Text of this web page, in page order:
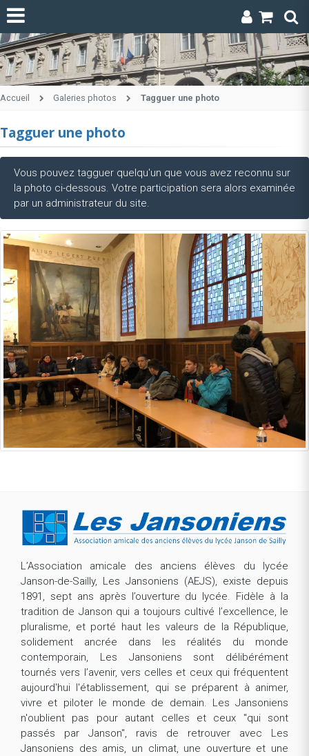
Accueil Galeries photos Tagguer une photo
Tagguer une photo
Vous pouvez tagguer quelqu'un que vous avez reconnu sur
la photo ci-dessous. Votre participation sera alors examinée
par un administrateur du site.
L’Association amicale des anciens élèves du lycée
Janson-de-Sailly, Les Jansoniens (AEJS), existe depuis
1891, sept ans après l’ouverture du lycée. Fidèle à la
tradition de Janson qui a toujours cultivé l’excellence, le
pluralisme, et porté haut les valeurs de la République,
solidement ancrée dans les réalités du monde
contemporain, Les Jansoniens sont délibérément
tournés vers l’avenir, vers celles et ceux qui fréquentent
aujourd'hui l'établissement, qui se préparent à animer,
vivre et piloter le monde de demain. Les Jansoniens
n'oublient pas pour autant celles et ceux "qui sont
passés par Janson", ravis de retrouver avec Les
Jansoniens des amis, un climat, une ouverture et une